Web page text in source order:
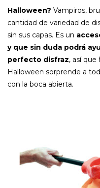
Halloween? Vampiros,
cantidad de variedad de
sin sus capas. Es un
y que sin duda podrá
perfecto disfraz, así
Halloween sorprende a
con la boca abierta.